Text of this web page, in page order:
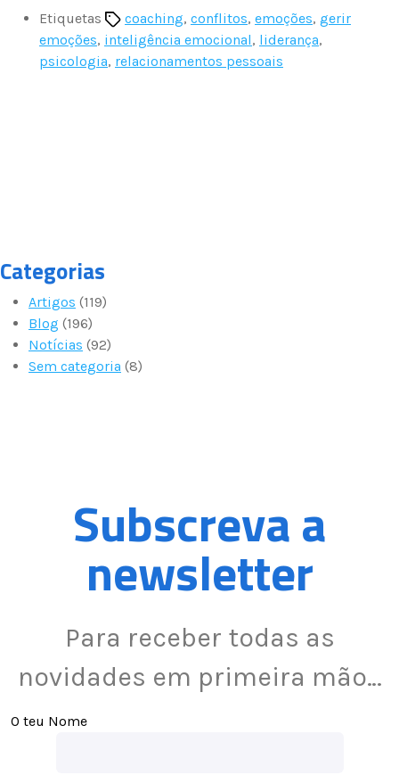
Etiquetas coaching, conflitos, emoções, gerir
emoções, inteligência emocional, liderança,
psicologia, relacionamentos pessoais
Categorias
Artigos (119)
Blog (196)
Notícias (92)
Sem categoria (8)
Subscreva a
newsletter
Para receber todas as
novidades em primeira mão…
O teu Nome